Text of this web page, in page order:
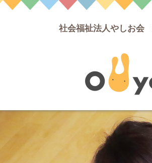
社会福祉法人やしお会